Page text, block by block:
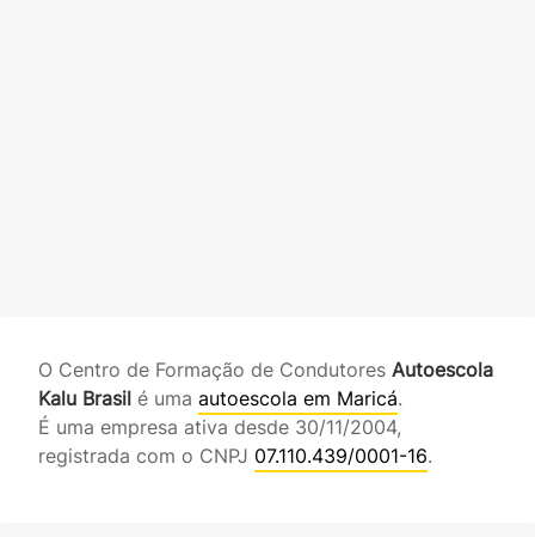
O Centro de Formação de Condutores Autoescola
Kalu Brasil é uma autoescola em Maricá.
É uma empresa ativa desde 30/11/2004,
registrada com o CNPJ 07.110.439/0001-16.